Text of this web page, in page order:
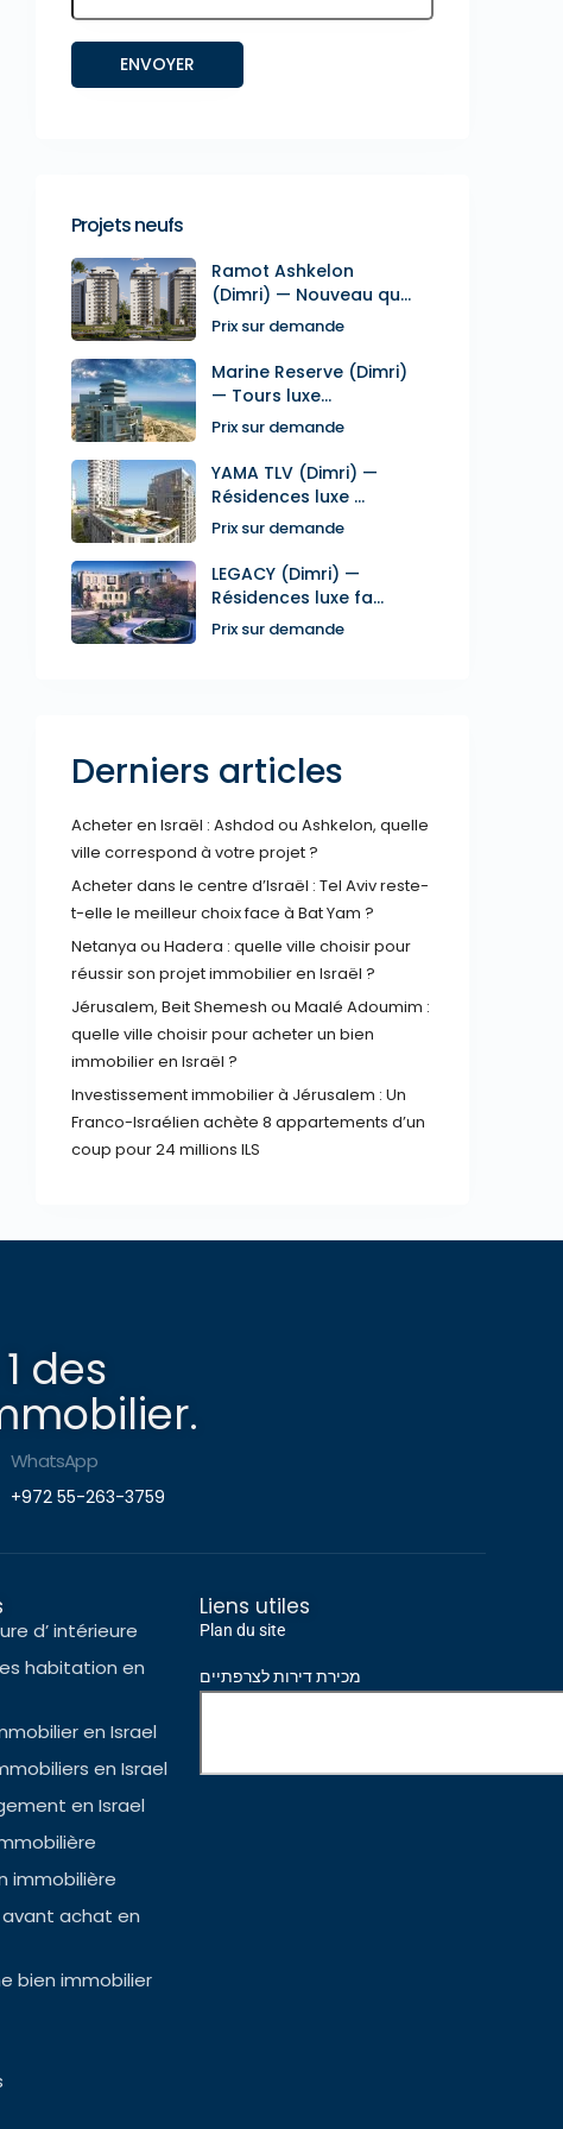
Projets neufs
Ramot Ashkelon
(Dimri) — Nouveau qu...
Prix sur demande
Marine Reserve (Dimri)
— Tours luxe...
Prix sur demande
YAMA TLV (Dimri) —
Résidences luxe ...
Prix sur demande
LEGACY (Dimri) —
Résidences luxe fa...
Prix sur demande
Derniers articles
Acheter en Israël : Ashdod ou Ashkelon, quelle
ville correspond à votre projet ?
Acheter dans le centre d’Israël : Tel Aviv reste-
t-elle le meilleur choix face à Bat Yam ?
Netanya ou Hadera : quelle ville choisir pour
réussir son projet immobilier en Israël ?
Jérusalem, Beit Shemesh ou Maalé Adoumim :
quelle ville choisir pour acheter un bien
immobilier en Israël ?
Investissement immobilier à Jérusalem : Un
Franco-Israélien achète 8 appartements d’un
coup pour 24 millions ILS
des
WhatsApp
+972 55-263-3759
d’ intérieure
habitation en
en Israel
en Israel
en Israel
immobilière
avant achat en
bien immobilier
Liens utiles
Plan du site
מכירת דירות לצרפתיים